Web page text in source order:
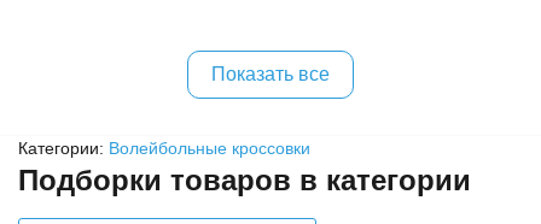
Показать все
Категории: Волейбольные кроссовки
Подборки товаров в категории